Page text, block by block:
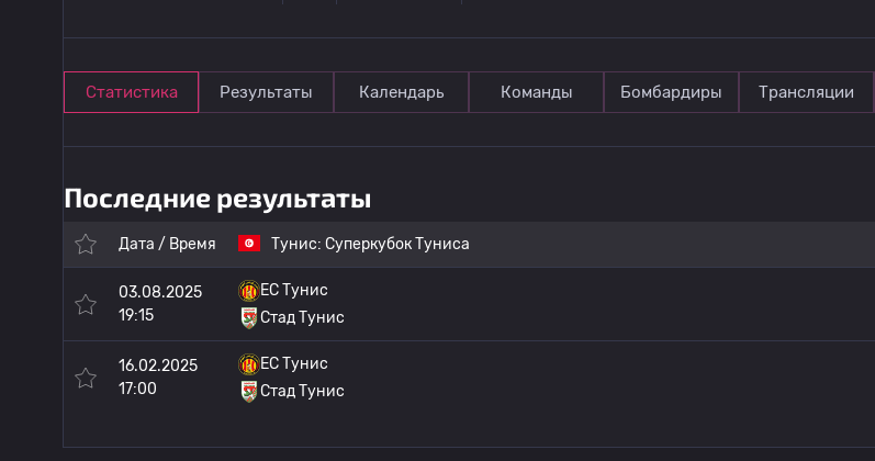
Статистика Результаты Календарь Команды Бомбардиры Трансляции
Последние результаты
Дата / Время Тунис: Суперкубок Туниса
03.08.2025
19:15
ЕС Тунис
Стад Тунис
16.02.2025
17:00
ЕС Тунис
Стад Тунис